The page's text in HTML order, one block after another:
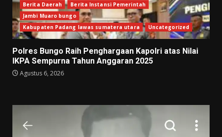
Berita Daerah
Berita Instansi Pemerintah
Jambi Muaro bungo
Kabupaten Padang lawas sumatera utara
Uncategorized
Polres Bungo Raih Penghargaan Kapolri atas Nilai
IKPA Sempurna Tahun Anggaran 2025
Agustus 6, 2026